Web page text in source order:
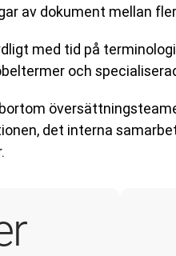
av dokument mellan
med tid på
och
det interna